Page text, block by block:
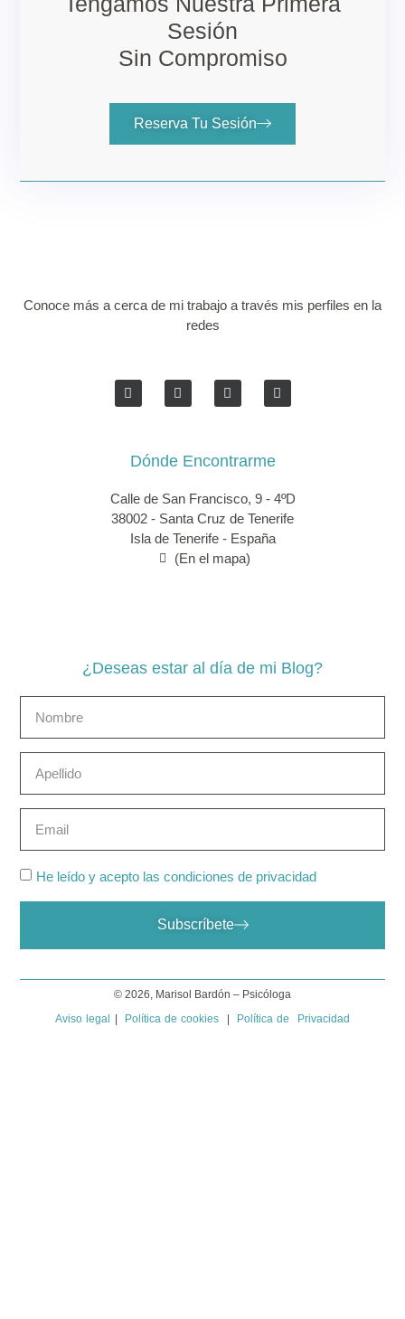
Sesión
Sin Compromiso
Reserva Tu Sesión
Conoce más a cerca de mi trabajo a través mis perfiles en la
redes
Dónde Encontrarme
Calle de San Francisco, 9 - 4ºD
38002 - Santa Cruz de Tenerife
Isla de Tenerife - España
(En el mapa)
¿Deseas estar al día de mi Blog?
He leído y acepto las condiciones de privacidad
Subscríbete
© 2026, Marisol Bardón – Psicóloga
Aviso legal
Política de cookies Política de Privacidad